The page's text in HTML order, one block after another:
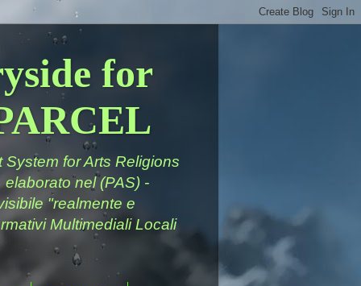
for
for Arts Religions
nel (PAS) -
"realmente e
Multimediali Locali